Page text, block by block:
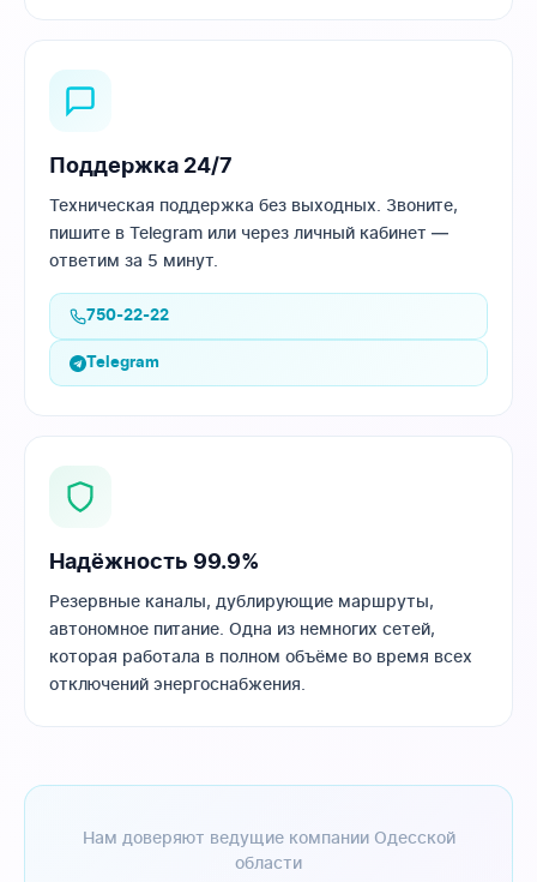
Поддержка 24/7
Техническая поддержка без выходных. Звоните,
пишите в Telegram или через личный кабинет —
ответим за 5 минут.
750-22-22
Telegram
Надёжность 99.9%
Резервные каналы, дублирующие маршруты,
автономное питание. Одна из немногих сетей,
которая работала в полном объёме во время всех
отключений энергоснабжения.
Нам доверяют ведущие компании Одесской
области